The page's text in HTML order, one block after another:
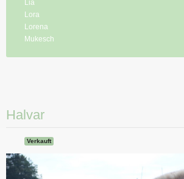
Lia
Lora
Lorena
Mukesch
Halvar
Verkauft